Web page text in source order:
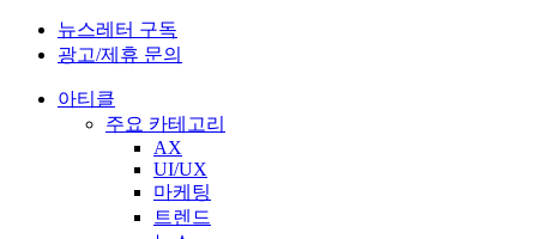
뉴스레터 구독
광고/제휴 문의
아티클
주요 카테고리
AX
UI/UX
마케팅
트렌드